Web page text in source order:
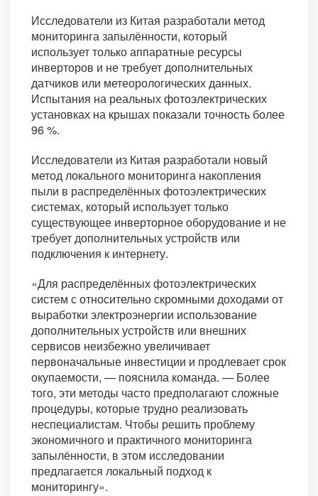
Исследователи из Китая разработали метод
мониторинга запылённости, который
использует только аппаратные ресурсы
инверторов и не требует дополнительных
датчиков или метеорологических данных.
Испытания на реальных фотоэлектрических
установках на крышах показали точность более
96 %.
Исследователи из Китая разработали новый
метод локального мониторинга накопления
пыли в распределённых фотоэлектрических
системах, который использует только
существующее инверторное оборудование и не
требует дополнительных устройств или
подключения к интернету.
«Для распределённых фотоэлектрических
систем с относительно скромными доходами от
выработки электроэнергии использование
дополнительных устройств или внешних
сервисов неизбежно увеличивает
первоначальные инвестиции и продлевает срок
окупаемости, — пояснила команда. — Более
того, эти методы часто предполагают сложные
процедуры, которые трудно реализовать
неспециалистам. Чтобы решить проблему
экономичного и практичного мониторинга
запылённости, в этом исследовании
предлагается локальный подход к
мониторингу».